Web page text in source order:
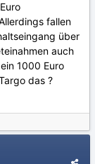
fallen
über
auch
1000 Euro
das ?